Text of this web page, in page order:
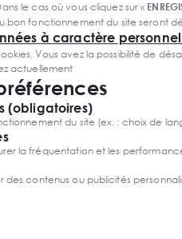
la recherche d’un local
par de nombreux
un local
commerciaux à Paris,
comme la
votre commerce, Arthur
par les Champs-
boutiques de créateurs
et Saint-Germain-des-
de l’Hôtel de Ville et la rue
le cas où vous cliquez sur «
bon fonctionnement du site seront
à caractère personnel
Vous avez la possibilité de
actuellement
(obligatoires)
du site (ex. : choix de
la fréquentation et les
des contenus ou publicités